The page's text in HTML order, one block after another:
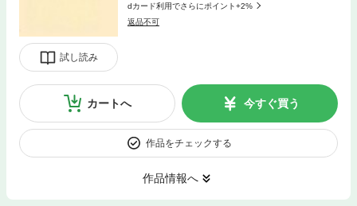
試し読み
dカード利用でさらにポイント+2%
返品不可
カートへ 今すぐ買う
作品をチェックする
作品情報へ